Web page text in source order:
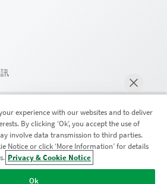
立即聊天
Qlik 社群
款 Legal Policies
法律條規
Do Not Share My Info
experience with our websites and to deliver
By clicking ‘Ok’, you accept the use of
involve data transmission to third parties.
Notice or click ‘More Information’ for details
Privacy & Cookie Notice
Ok